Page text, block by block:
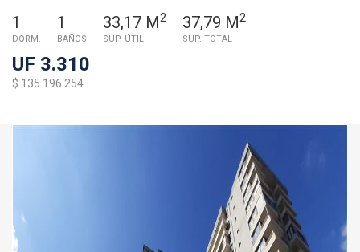
1
DORM.
1
BAÑOS
33,17 M2
SUP. ÚTIL
37,79 M2
SUP. TOTAL
UF 3.310
$ 135.196.254